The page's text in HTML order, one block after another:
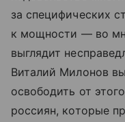
за специфических
к мощности — во
выглядит
Виталий Милонов
освободить от
россиян, которые